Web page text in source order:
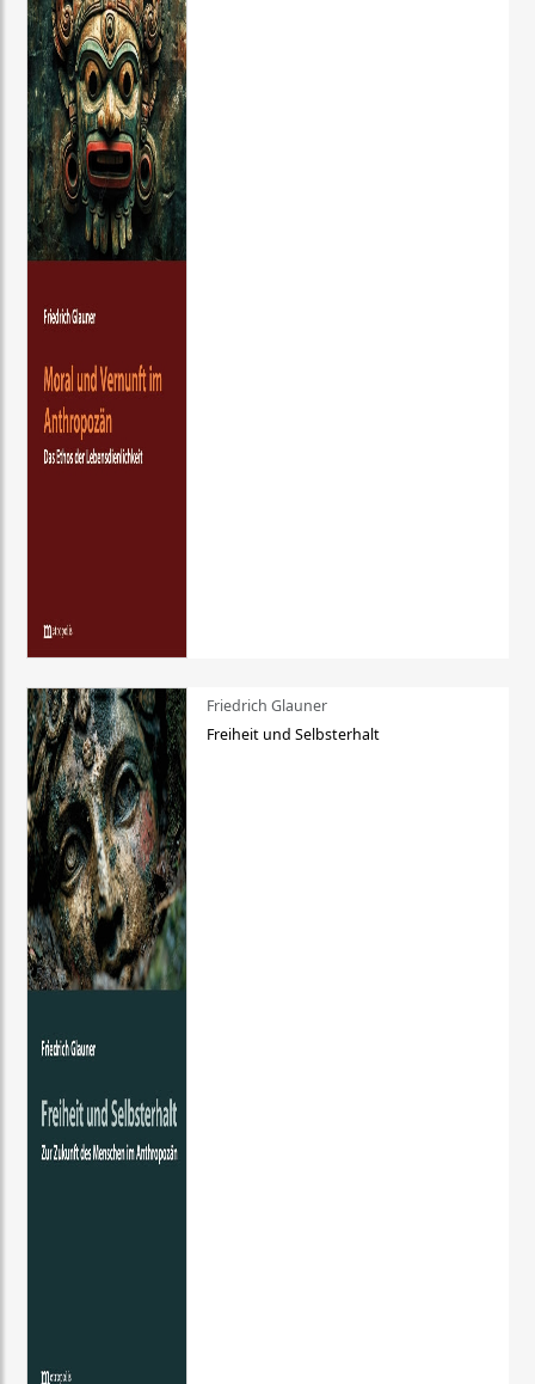
Friedrich Glauner
Freiheit und Selbsterhalt